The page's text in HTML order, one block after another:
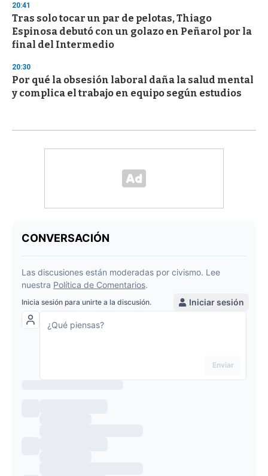
20:41
Tras solo tocar un par de pelotas, Thiago
Espinosa debutó con un golazo en Peñarol por la
final del Intermedio
20:30
Por qué la obsesión laboral daña la salud mental
y complica el trabajo en equipo según estudios